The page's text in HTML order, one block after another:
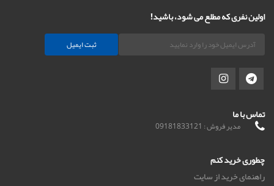
اولین نفری که مطلع می شود، باشید!
ثبت ایمیل
تماس با ما
مدیر فروش : 09181833121
چطوری خرید کنم
راهنمای خرید از سایت